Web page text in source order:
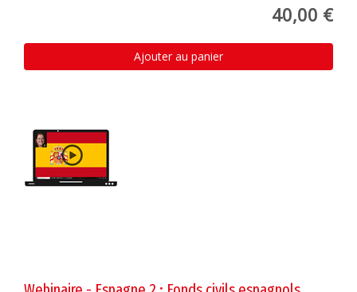
40,00 €
Ajouter au panier